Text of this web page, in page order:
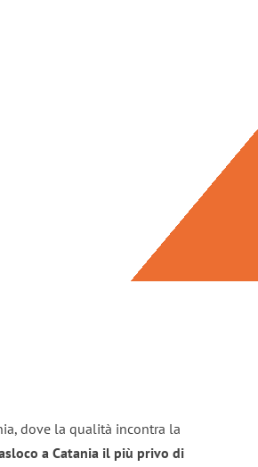
dove la qualità incontra la
a Catania il più privo di